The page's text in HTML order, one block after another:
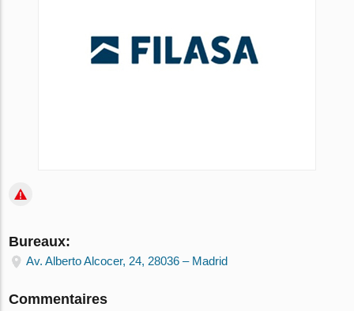
Bureaux:
Av. Alberto Alcocer, 24, 28036 – Madrid
Commentaires